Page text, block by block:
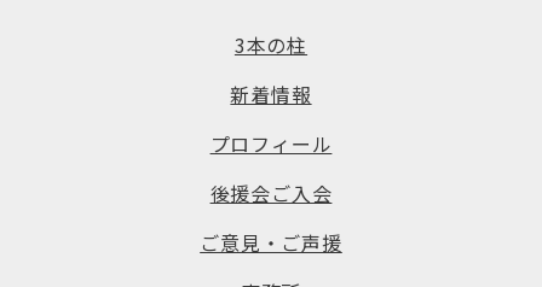
3本の柱
新着情報
プロフィール
後援会ご入会
ご意見・ご声援